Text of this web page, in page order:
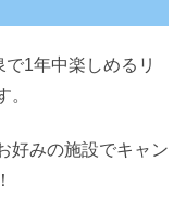
1年中楽しめるリ
。
好みの施設でキャン